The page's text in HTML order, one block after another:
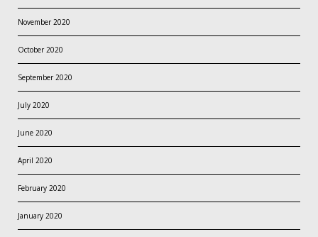
November 2020
October 2020
September 2020
July 2020
June 2020
April 2020
February 2020
January 2020